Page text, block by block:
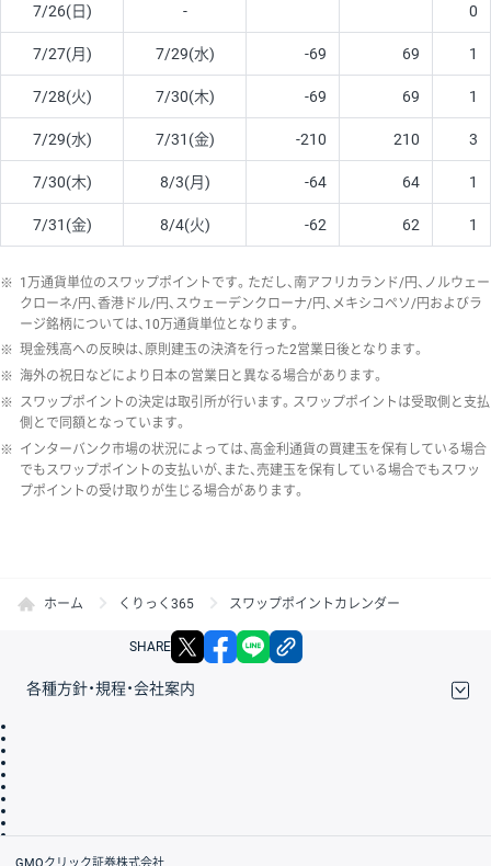
7/26(日) - 0
7/27(月) 7/29(水) -69 69 1
7/28(火) 7/30(木) -69 69 1
7/29(水) 7/31(金) -210 210 3
7/30(木) 8/3(月) -64 64 1
7/31(金) 8/4(火) -62 62 1
※ 1万通貨単位のスワップポイントです。ただし、南アフリカランド/円、ノルウェー
クローネ/円、香港ドル/円、スウェーデンクローナ/円、メキシコペソ/円およびラ
ージ銘柄については、10万通貨単位となります。
※ 現金残高への反映は、原則建玉の決済を行った2営業日後となります。
※ 海外の祝日などにより日本の営業日と異なる場合があります。
※ スワップポイントの決定は取引所が行います。スワップポイントは受取側と支払
側とで同額となっています。
※ インターバンク市場の状況によっては、高金利通貨の買建玉を保有している場合
でもスワップポイントの支払いが、また、売建玉を保有している場合でもスワッ
プポイントの受け取りが生じる場合があります。
ホーム くりっく365 スワップポイントカレンダー
SHARE X facebook
各種方針・規程・会社案内
会社案内
GMOクリック証券株式会社